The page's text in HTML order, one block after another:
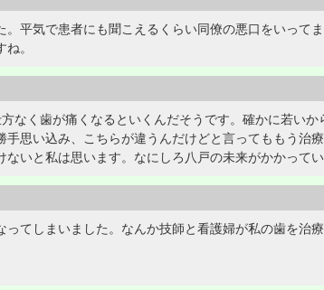
平気で患者にも聞こえるくらい同僚の悪口をいって
。
なく歯が痛くなるといくんだそうです。確かに若い
思い込み、こちらが違うんだけどと言ってももう治
いと私は思います。なにしろ八戸の未来がかかってい
てしまいました。なんか技師と看護婦が私の歯を治